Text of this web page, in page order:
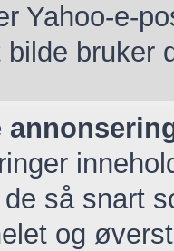
Yahoo-e-
bruker
så snart
og